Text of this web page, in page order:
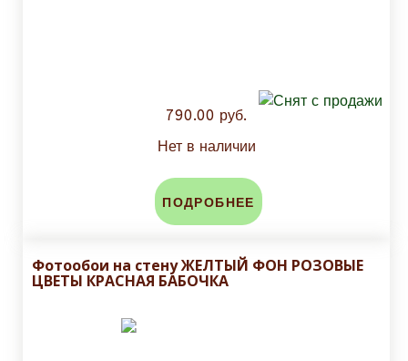
790.00 руб.
Нет в наличии
ПОДРОБНЕЕ
Фотообои на стену ЖЕЛТЫЙ ФОН РОЗОВЫЕ
ЦВЕТЫ КРАСНАЯ БАБОЧКА